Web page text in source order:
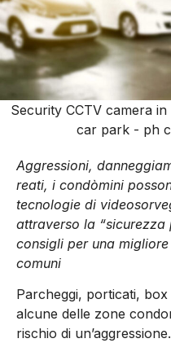
Security CCTV camera
car park - ph
Aggressioni,
reati, i condòmini
tecnologie di
attraverso la “sicurezza
consigli per una
comuni
Parcheggi, porticati,
alcune delle zone
rischio di